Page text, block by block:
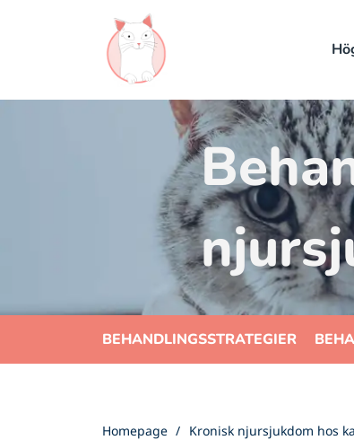
BEHANDLINGSSTRATEGIER
Homepage Kronisk njursjukdom hos